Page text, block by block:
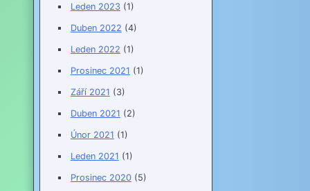
Leden 2023(1)
Duben 2022 (4)
Leden 2022 (1)
Prosinec 2021 (1)
Září 2021 (3)
Duben 2021 (2)
Únor 2021 (1)
Leden 2021 (1)
Prosinec 2020(5)